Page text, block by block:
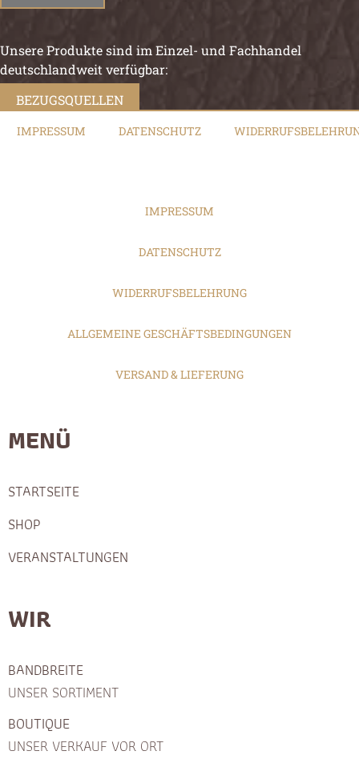
Unsere Produkte sind im Einzel- und Fachhandel
deutschlandweit verfügbar:
BEZUGSQUELLEN
IMPRESSUM DATENSCHUTZ
IMPRESSUM
DATENSCHUTZ
WIDERRUFSBELEHRUNG
ALLGEMEINE GESCHÄFTSBEDINGUNGEN
VERSAND & LIEFERUNG
MENÜ
STARTSEITE
SHOP
VERANSTALTUNGEN
WIR
BANDBREITE
UNSER SORTIMENT
BOUTIQUE
UNSER VERKAUF VOR ORT